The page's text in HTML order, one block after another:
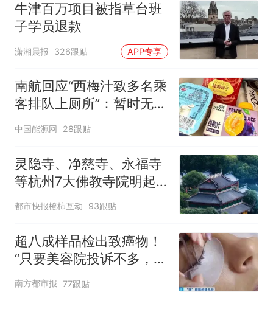
牛津百万项目被指草台班
子学员退款
潇湘晨报 326跟贴 APP专享
南航回应“西梅汁致多名乘
客排队上厕所”：暂时无法
核查是否发放西梅汁
中国能源网 28跟贴
灵隐寺、净慈寺、永福寺
等杭州7大佛教寺院明起
临时关闭，别跑空了
都市快报橙柿互动 93跟贴
超八成样品检出致癌物！
“只要美容院投诉不多，店
家就不会更换产品”
南方都市报 77跟贴